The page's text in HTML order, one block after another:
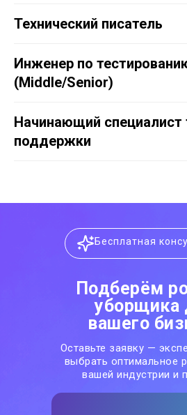
Технический писатель
Инженер по
(Middle/Senior)
Начинающий специалист
поддержки
Оставьте заявку —
выбрать оптимальное
вашей индустрии и
Бесплатная
Подберём
уборщика
вашего